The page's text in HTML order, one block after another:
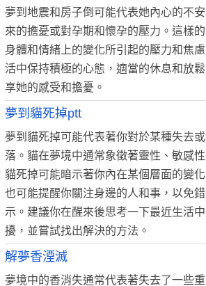
夢到地震和房子倒可能代表她內心的不
來的擔憂或對孕期和懷孕的壓力。這樣
身體和情緒上的變化所引起的壓力和焦
活中保持積極的心態，適當的休息和放
享她的感受和擔憂。
夢到貓死掉ptt
夢到貓死掉可能代表著你對於某種失去
落。貓在夢境中通常象徵著靈性、敏感
貓死掉可能暗示著你內在某個層面的變
也可能提醒你關注身邊的人和事，以免
示。建議你在醒來後思考一下最近生活
擾，並嘗試找出解決的方法。
解夢香湮滅
夢境中的香消失通常代表著失去了一些